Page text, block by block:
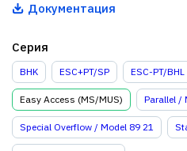
Документация
Серия
BHK ESC+PT/SP ESC-PT/BHL
Easy Access (MS/MUS) Parallel /
Special Overflow / Model 89 21